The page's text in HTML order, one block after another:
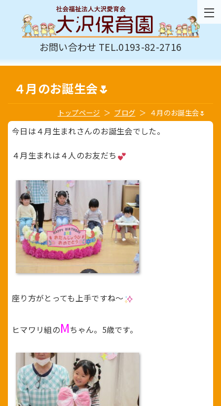
お問い合わせ TEL.0193-82-2716
４月のお誕生会🌷
トップページ ブログ ４月のお誕生会🌷
今日は４月生まれさんのお誕生会でした。
４月生まれは４人のお友だち
座り方がとっても上手ですね～
ヒマワリ組のMちゃん。5歳です。